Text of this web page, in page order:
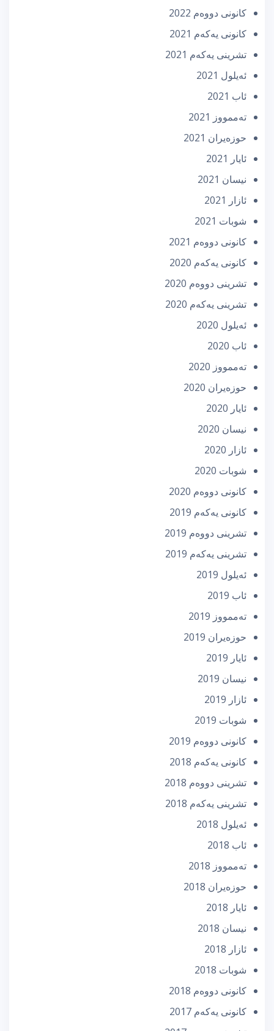
كانونی دووه‌م 2022
كانونی یه‌كه‌م 2021
تشرینی یه‌كه‌م 2021
ئه‌یلول 2021
ئاب 2021
تەممووز 2021
حوزه‌یران 2021
ئایار 2021
نیسان 2021
ئازار 2021
شوبات 2021
كانونی دووه‌م 2021
كانونی یه‌كه‌م 2020
تشرینی دووه‌م 2020
تشرینی یه‌كه‌م 2020
ئه‌یلول 2020
ئاب 2020
تەممووز 2020
حوزه‌یران 2020
ئایار 2020
نیسان 2020
ئازار 2020
شوبات 2020
كانونی دووه‌م 2020
كانونی یه‌كه‌م 2019
تشرینی دووه‌م 2019
تشرینی یه‌كه‌م 2019
ئه‌یلول 2019
ئاب 2019
تەممووز 2019
حوزه‌یران 2019
ئایار 2019
نیسان 2019
ئازار 2019
شوبات 2019
كانونی دووه‌م 2019
كانونی یه‌كه‌م 2018
تشرینی دووه‌م 2018
تشرینی یه‌كه‌م 2018
ئه‌یلول 2018
ئاب 2018
تەممووز 2018
حوزه‌یران 2018
ئایار 2018
نیسان 2018
ئازار 2018
شوبات 2018
كانونی دووه‌م 2018
كانونی یه‌كه‌م 2017